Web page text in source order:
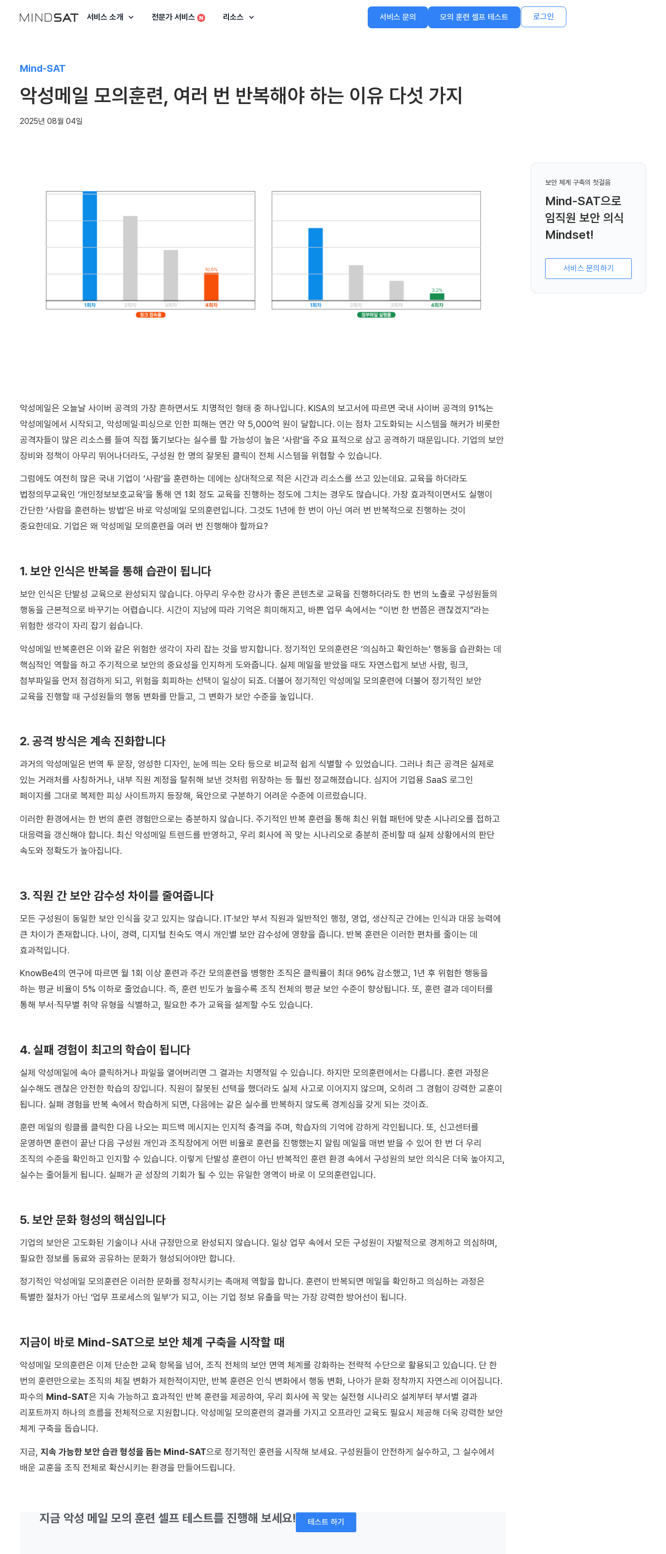
서비스 소개 전문가 서비스 리소스 서비스 문의 모의 훈련 셀프 테스트 로그인
Mind-SAT
악성메일 모의훈련, 여러 번 반복해야 하는 이유 다섯 가지
2025년 08월 04일
악성메일은 오늘날 사이버 공격의 가장 흔하면서도 치명적인 형태 중 하나입니다. KISA의 보고서에 따르면 국내 사이버 공격의 91%는
악성메일에서 시작되고, 악성메일·피싱으로 인한 피해는 연간 약 5,000억 원이 달합니다. 이는 점차 고도화되는 시스템을 해커가 비롯한
공격자들이 많은 리소스를 들여 직접 뚫기보다는 실수를 할 가능성이 높은 ‘사람’을 주요 표적으로 삼고 공격하기 때문입니다. 기업의 보안
장비와 정책이 아무리 뛰어나더라도, 구성원 한 명의 잘못된 클릭이 전체 시스템을 위협할 수 있습니다.
그럼에도 여전히 많은 국내 기업이 ‘사람’을 훈련하는 데에는 상대적으로 적은 시간과 리소스를 쓰고 있는데요. 교육을 하더라도
법정의무교육인 ‘개인정보보호교육’을 통해 연 1회 정도 교육을 진행하는 정도에 그치는 경우도 많습니다. 가장 효과적이면서도 실행이
간단한 ‘사람을 훈련하는 방법’은 바로 악성메일 모의훈련입니다. 그것도 1년에 한 번이 아닌 여러 번 반복적으로 진행하는 것이
중요한데요. 기업은 왜 악성메일 모의훈련을 여러 번 진행해야 할까요?
1. 보안 인식은 반복을 통해 습관이 됩니다
보안 인식은 단발성 교육으로 완성되지 않습니다. 아무리 우수한 강사가 좋은 콘텐츠로 교육을 진행하더라도 한 번의 노출로 구성원들의
행동을 근본적으로 바꾸기는 어렵습니다. 시간이 지남에 따라 기억은 희미해지고, 바쁜 업무 속에서는 “이번 한 번쯤은 괜찮겠지”라는
위험한 생각이 자리 잡기 쉽습니다.
악성메일 반복훈련은 이와 같은 위험한 생각이 자리 잡는 것을 방지합니다. 정기적인 모의훈련은 ‘의심하고 확인하는’ 행동을 습관화는 데
핵심적인 역할을 하고 주기적으로 보안의 중요성을 인지하게 도와줍니다. 실제 메일을 받았을 때도 자연스럽게 보낸 사람, 링크,
첨부파일을 먼저 점검하게 되고, 위험을 회피하는 선택이 일상이 되죠. 더불어 정기적인 악성메일 모의훈련에 더불어 정기적인 보안
교육을 진행할 때 구성원들의 행동 변화를 만들고, 그 변화가 보안 수준을 높입니다.
2. 공격 방식은 계속 진화합니다
과거의 악성메일은 번역 투 문장, 엉성한 디자인, 눈에 띄는 오타 등으로 비교적 쉽게 식별할 수 있었습니다. 그러나 최근 공격은 실제로
있는 거래처를 사칭하거나, 내부 직원 계정을 탈취해 보낸 것처럼 위장하는 등 훨씬 정교해졌습니다. 심지어 기업용 SaaS 로그인
페이지를 그대로 복제한 피싱 사이트까지 등장해, 육안으로 구분하기 어려운 수준에 이르렀습니다.
이러한 환경에서는 한 번의 훈련 경험만으로는 충분하지 않습니다. 주기적인 반복 훈련을 통해 최신 위협 패턴에 맞춘 시나리오를 접하고
대응력을 갱신해야 합니다. 최신 악성메일 트렌드를 반영하고, 우리 회사에 꼭 맞는 시나리오로 충분히 준비할 때 실제 상황에서의 판단
속도와 정확도가 높아집니다.
3. 직원 간 보안 감수성 차이를 줄여줍니다
모든 구성원이 동일한 보안 인식을 갖고 있지는 않습니다. IT·보안 부서 직원과 일반적인 행정, 영업, 생산직군 간에는 인식과 대응 능력에
큰 차이가 존재합니다. 나이, 경력, 디지털 친숙도 역시 개인별 보안 감수성에 영향을 줍니다. 반복 훈련은 이러한 편차를 줄이는 데
효과적입니다.
KnowBe4의 연구에 따르면 월 1회 이상 훈련과 주간 모의훈련을 병행한 조직은 클릭률이 최대 96% 감소했고, 1년 후 위험한 행동을
하는 평균 비율이 5% 이하로 줄었습니다. 즉, 훈련 빈도가 높을수록 조직 전체의 평균 보안 수준이 향상됩니다. 또, 훈련 결과 데이터를
통해 부서·직무별 취약 유형을 식별하고, 필요한 추가 교육을 설계할 수도 있습니다.
4. 실패 경험이 최고의 학습이 됩니다
실제 악성메일에 속아 클릭하거나 파일을 열어버리면 그 결과는 치명적일 수 있습니다. 하지만 모의훈련에서는 다릅니다. 훈련 과정은
실수해도 괜찮은 안전한 학습의 장입니다. 직원이 잘못된 선택을 했더라도 실제 사고로 이어지지 않으며, 오히려 그 경험이 강력한 교훈이
됩니다. 실패 경험을 반복 속에서 학습하게 되면, 다음에는 같은 실수를 반복하지 않도록 경계심을 갖게 되는 것이죠.
훈련 메일의 링클를 클릭한 다음 나오는 피드백 메시지는 인지적 충격을 주며, 학습자의 기억에 강하게 각인됩니다. 또, 신고센터를
운영하면 훈련이 끝난 다음 구성원 개인과 조직장에게 어떤 비율로 훈련을 진행했는지 알림 메일을 매번 받을 수 있어 한 번 더 우리
조직의 수준을 확인하고 인지할 수 있습니다. 이렇게 단발성 훈련이 아닌 반복적인 훈련 환경 속에서 구성원의 보안 의식은 더욱 높아지고,
실수는 줄어들게 됩니다. 실패가 곧 성장의 기회가 될 수 있는 유일한 영역이 바로 이 모의훈련입니다.
5. 보안 문화 형성의 핵심입니다
기업의 보안은 고도화된 기술이나 사내 규정만으로 완성되지 않습니다. 일상 업무 속에서 모든 구성원이 자발적으로 경계하고 의심하며,
필요한 정보를 동료와 공유하는 문화가 형성되어야만 합니다.
정기적인 악성메일 모의훈련은 이러한 문화를 정착시키는 촉매제 역할을 합니다. 훈련이 반복되면 메일을 확인하고 의심하는 과정은
특별한 절차가 아닌 ‘업무 프로세스의 일부’가 되고, 이는 기업 정보 유출을 막는 가장 강력한 방어선이 됩니다.
지금이 바로 Mind‑SAT으로 보안 체계 구축을 시작할 때
악성메일 모의훈련은 이제 단순한 교육 항목을 넘어, 조직 전체의 보안 면역 체계를 강화하는 전략적 수단으로 활용되고 있습니다. 단 한
번의 훈련만으로는 조직의 체질 변화가 제한적이지만, 반복 훈련은 인식 변화에서 행동 변화, 나아가 문화 정착까지 자연스레 이어집니다.
파수의 Mind-SAT은 지속 가능하고 효과적인 반복 훈련을 제공하여, 우리 회사에 꼭 맞는 실전형 시나리오 설계부터 부서별 결과
리포트까지 하나의 흐름을 전체적으로 지원합니다. 악성메일 모의훈련의 결과를 가지고 오프라인 교육도 필요시 제공해 더욱 강력한 보안
체계 구축을 돕습니다.
지금, 지속 가능한 보안 습관 형성을 돕는 Mind-SAT으로 정기적인 훈련을 시작해 보세요. 구성원들이 안전하게 실수하고, 그 실수에서
배운 교훈을 조직 전체로 확산시키는 환경을 만들어드립니다.
지금 악성 메일 모의 훈련 셀프 테스트를 진행해 보세요! 테스트 하기
보안 체계 구축의 첫걸음
Mind-SAT으로
임직원 보안 의식
Mindset!
서비스 문의하기